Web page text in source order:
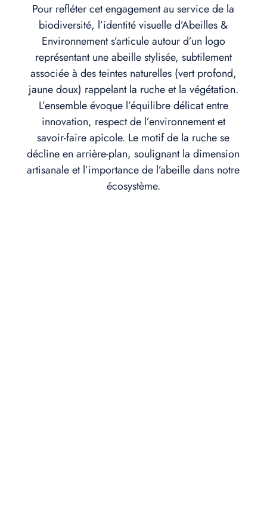
Pour refléter cet engagement au service de la
biodiversité, l’identité visuelle d’Abeilles &
Environnement s’articule autour d’un logo
représentant une abeille stylisée, subtilement
associée à des teintes naturelles (vert profond,
jaune doux) rappelant la ruche et la végétation.
L’ensemble évoque l’équilibre délicat entre
innovation, respect de l’environnement et
savoir-faire apicole. Le motif de la ruche se
décline en arrière-plan, soulignant la dimension
artisanale et l’importance de l’abeille dans notre
écosystème.